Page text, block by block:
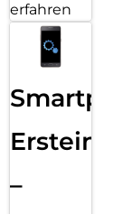
erfahren
–